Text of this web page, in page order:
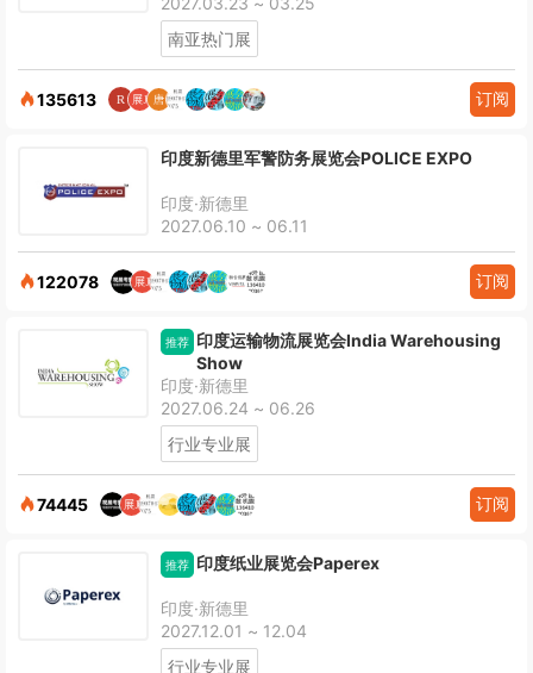
南亚热门展
135613 订阅
印度新德里军警防务展览会POLICE EXPO
印度·新德里
2027.06.10 ~ 06.11
122078 订阅
推荐 印度运输物流展览会India Warehousing
Show
印度·新德里
2027.06.24 ~ 06.26
行业专业展
74445 订阅
推荐 印度纸业展览会Paperex
印度·新德里
2027.12.01 ~ 12.04
行业专业展